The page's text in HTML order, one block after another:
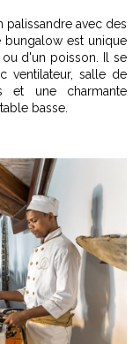
palissandre avec des
bungalow est unique
d'un poisson. Il se
ventilateur, salle de
et une charmante
basse.